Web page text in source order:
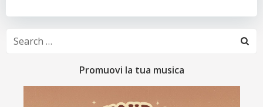
Search
Promuovi la tua musica